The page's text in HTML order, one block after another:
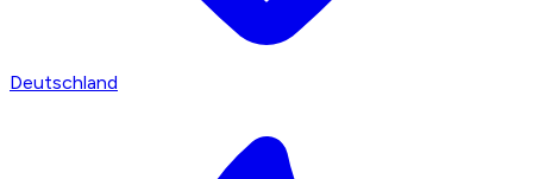
Deutschland